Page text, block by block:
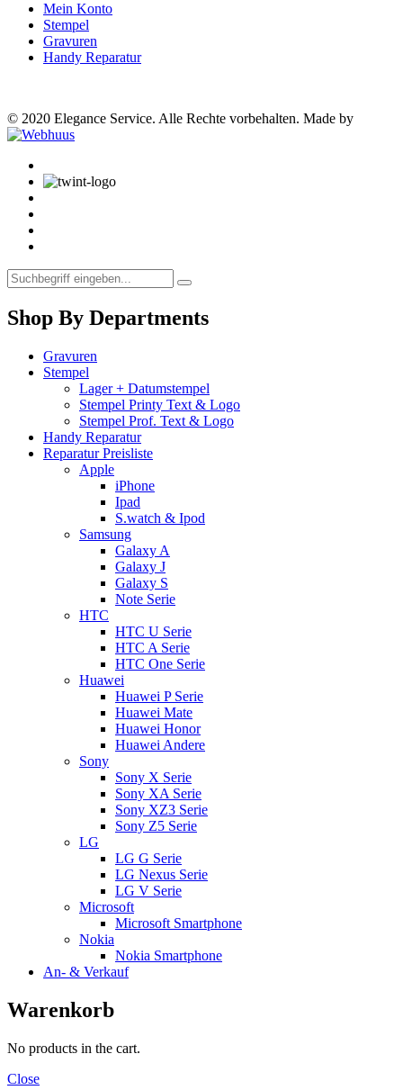
Mein Konto
Stempel
Gravuren
Handy Reparatur
© 2020 Elegance Service. Alle Rechte vorbehalten. Made by
Shop By Departments
Gravuren
Stempel
Lager + Datumstempel
Stempel Printy Text & Logo
Stempel Prof. Text & Logo
Handy Reparatur
Reparatur Preisliste
Apple
iPhone
Ipad
S.watch & Ipod
Samsung
Galaxy A
Galaxy J
Galaxy S
Note Serie
HTC
HTC U Serie
HTC A Serie
HTC One Serie
Huawei
Huawei P Serie
Huawei Mate
Huawei Honor
Huawei Andere
Sony
Sony X Serie
Sony XA Serie
Sony XZ3 Serie
Sony Z5 Serie
LG
LG G Serie
LG Nexus Serie
LG V Serie
Microsoft
Microsoft Smartphone
Nokia
Nokia Smartphone
An- & Verkauf
Warenkorb
No products in the cart.
Close